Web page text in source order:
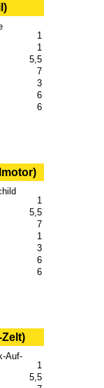
1
1
5,5
7
3
6
6
1
5,5
7
1
3
6
6
Auf-
1
5,5